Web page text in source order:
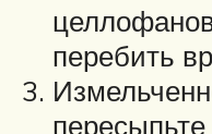
перебить